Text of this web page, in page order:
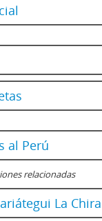
al Perú
relacionadas
La Chira